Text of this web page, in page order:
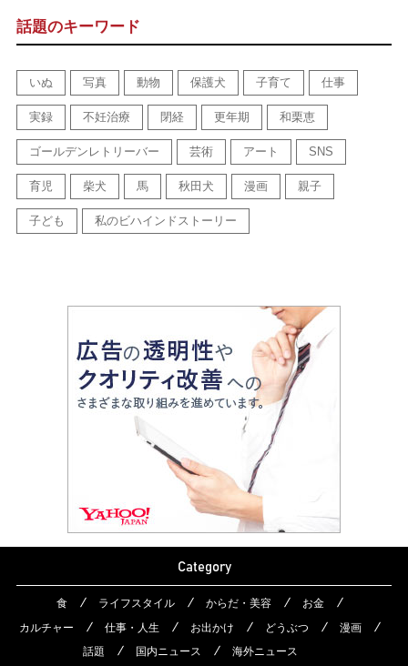
話題のキーワード
いぬ 写真 動物 保護犬 子育て 仕事
実録 不妊治療 閉経 更年期 和栗恵
ゴールデンレトリーバー 芸術 アート SNS
育児 柴犬 馬 秋田犬 漫画 親子
子ども 私のビハインドストーリー
Category
食 ライフスタイル からだ・美容
お金
カルチャー
仕事・人生 お出かけ どうぶつ
漫画
話題
国内ニュース 海外ニュース